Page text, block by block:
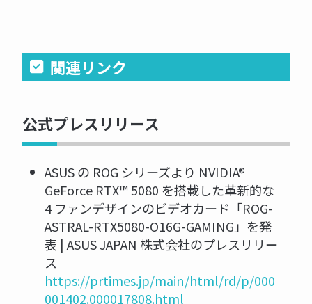
関連リンク
公式プレスリリース
ASUS の ROG シリーズより NVIDIA®
GeForce RTX™ 5080 を搭載した革新的な
4 ファンデザインのビデオカード「ROG-
ASTRAL-RTX5080-O16G-GAMING」を発
表 | ASUS JAPAN 株式会社のプレスリリー
ス
https://prtimes.jp/main/html/rd/p/000
001402.000017808.html